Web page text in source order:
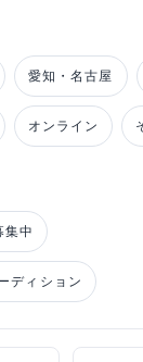
愛知・名古屋
オンライン
集中
ディション